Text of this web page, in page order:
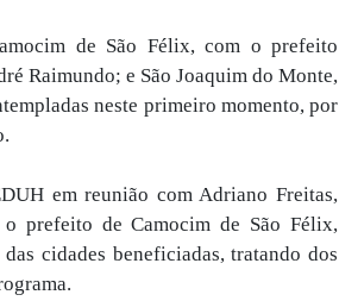
de São Félix, com o prefeito
Raimundo; e São Joaquim do Monte,
neste primeiro momento, por
em reunião com Adriano Freitas,
prefeito de Camocim de São Félix,
cidades beneficiadas, tratando dos